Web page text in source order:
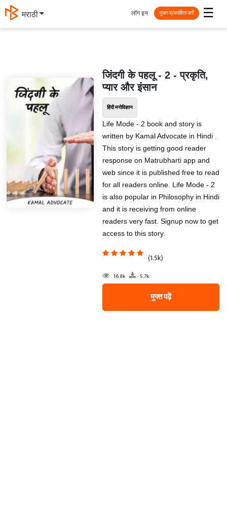
मराठी ☰
लॉग इन मुक्त प्रकाशित करें
जिंदगी के पहलू - 2 - प्रकृति,
प्यार और इंसान
हिंदी मनोविज्ञान
Life Mode - 2 book and story is
written by Kamal Advocate in Hindi .
This story is getting good reader
response on Matrubharti app and
web since it is published free to read
for all readers online. Life Mode - 2
is also popular in Philosophy in Hindi
and it is receiving from online
readers very fast. Signup now to get
access to this story.
(1.5k)
16.8k 5.7k
मुफ्त पढ़ें